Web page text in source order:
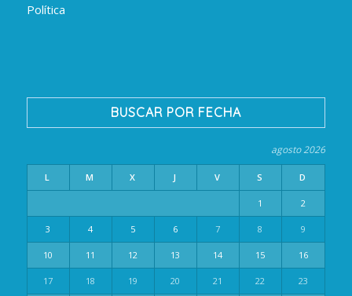
Política
BUSCAR POR FECHA
agosto 2026
L M X J V S D
1 2
3 4 5 6 7 8 9
10 11 12 13 14 15 16
17 18 19 20 21 22 23